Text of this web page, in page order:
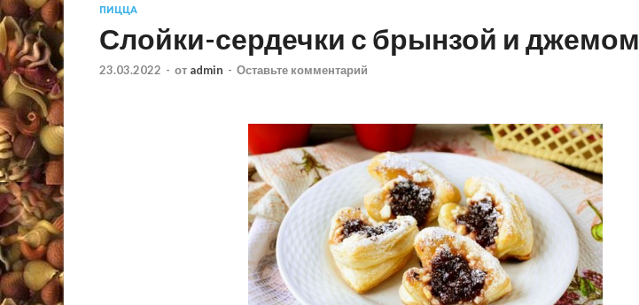
ПИЦЦА
Слойки-сердечки с брынзой и джемом
23.03.2022 - от admin - Оставьте комментарий